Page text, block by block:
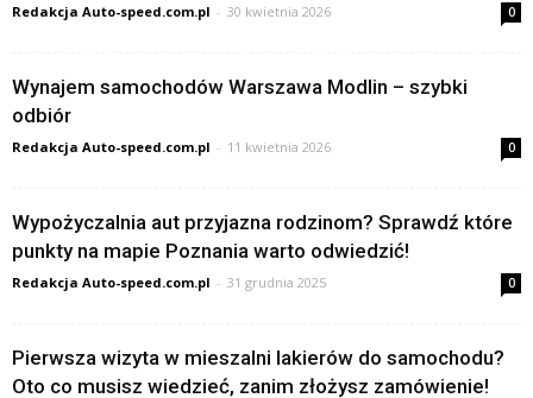
Redakcja Auto-speed.com.pl - 30 kwietnia 2026 0
Wynajem samochodów Warszawa Modlin – szybki
odbiór
Redakcja Auto-speed.com.pl - 11 kwietnia 2026 0
Wypożyczalnia aut przyjazna rodzinom? Sprawdź które
punkty na mapie Poznania warto odwiedzić!
Redakcja Auto-speed.com.pl - 31 grudnia 2025 0
Pierwsza wizyta w mieszalni lakierów do samochodu?
Oto co musisz wiedzieć, zanim złożysz zamówienie!